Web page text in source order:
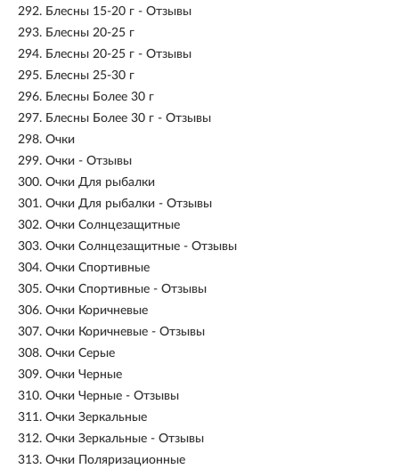
292. Блесны 15-20 г - Отзывы
293. Блесны 20-25 г
294. Блесны 20-25 г - Отзывы
295. Блесны 25-30 г
296. Блесны Более 30 г
297. Блесны Более 30 г - Отзывы
298. Очки
299. Очки - Отзывы
300. Очки Для рыбалки
301. Очки Для рыбалки - Отзывы
302. Очки Солнцезащитные
303. Очки Солнцезащитные - Отзывы
304. Очки Спортивные
305. Очки Спортивные - Отзывы
306. Очки Коричневые
307. Очки Коричневые - Отзывы
308. Очки Серые
309. Очки Черные
310. Очки Черные - Отзывы
311. Очки Зеркальные
312. Очки Зеркальные - Отзывы
313. Очки Поляризационные